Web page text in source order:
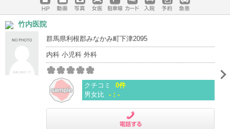
ホームペ
ージ
動画 写真 女医 駐車場
クレジッ
入院 予約 急患
竹内医院
群馬県利根郡みなかみ町下津2095
内科 小児科 外科
クチコミ
0件
男女比 -：-